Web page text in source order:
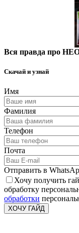
Вся правда про
Скачай и узнай
Имя
Фамилия
Телефон
Почта
Отправить в
Хочу получить
обработку
обработки
ХОЧУ ГАЙД